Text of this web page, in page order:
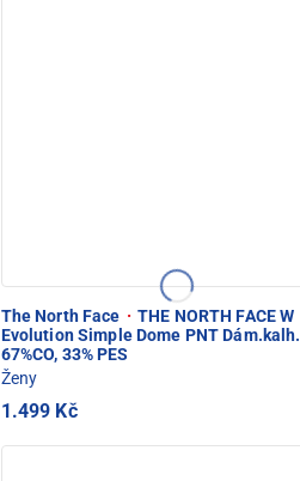
The North Face · THE NORTH FACE W
Evolution Simple Dome PNT Dám.kalh.
67%CO, 33% PES
Ženy
1.499 Kč